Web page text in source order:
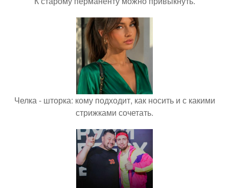
Челка - шторка: кому подходит, как носить и с какими
стрижками сочетать.